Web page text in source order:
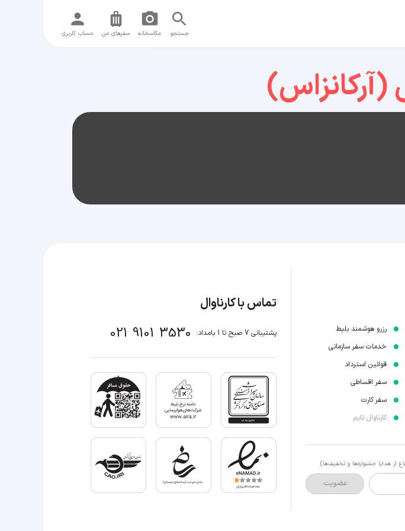
جستجو عکاسخانه سفر‌های من حساب کاربری
رزرو هوشمند بلیط
خدمات سفر سازمانی
قوانین استرداد
سفر اقساطی
سفر کارت
کارناوال تایم
از هدایا جشنواره‌ها و تخفیف‌ها)
عضویت
تماس با کارناوال
پشتیبانی 7 صبح تا 1 بامداد: 021 9101 3530